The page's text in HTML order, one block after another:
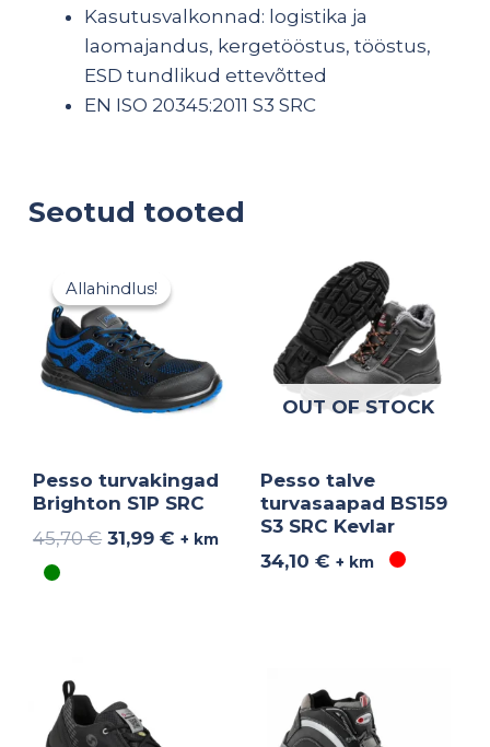
Kasutusvalkonnad: logistika ja
laomajandus, kergetööstus, tööstus,
ESD tundlikud ettevõtted
EN ISO 20345:2011 S3 SRC
Seotud tooted
Allahindlus!
Allahindlus!
Pesso turvakingad
Brighton S1P SRC
45,70€
hind
oli:
45,70 €.
31,99€ + km
OUT OF STOCK
Pesso talve
turvasaapad BS159
S3 SRC Kevlar
34,10 € + km